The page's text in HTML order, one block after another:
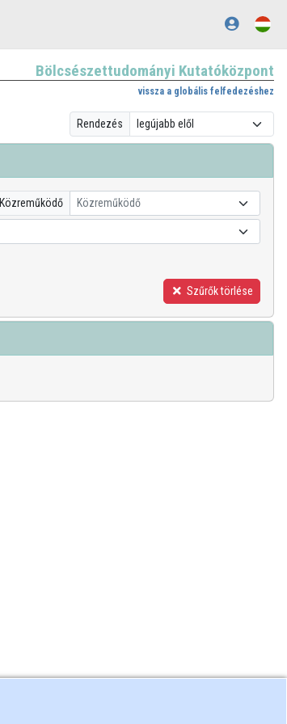
Bölcsészettudományi Kutatóközpont
vissza a globális felfedezéshez
Rendezés
Közreműködő Közreműködő
Szűrők törlése